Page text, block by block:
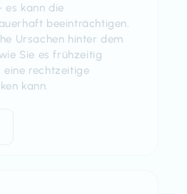
es kann die
beeinträchtigen.
Ursachen hinter dem
Sie es frühzeitig
eine rechtzeitige
kann.